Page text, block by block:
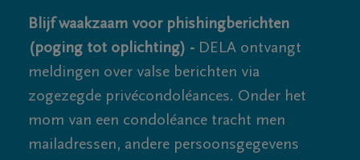
Blijf waakzaam voor phishingberichten
(poging tot oplichting) - DELA ontvangt
meldingen over valse berichten via
zogezegde privécondoléances. Onder het
mom van een condoléance tracht men
mailadressen, andere persoonsgegevens